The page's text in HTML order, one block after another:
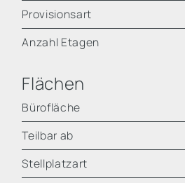
Provisionsart
Anzahl Etagen
Flächen
Bürofläche
Teilbar ab
Stellplatzart